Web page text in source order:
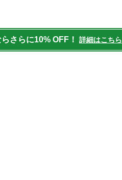
さらに10% OFF！ 詳細はこちら